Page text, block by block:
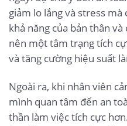
giảm lo lắng và stress
khả năng của bản thân
nên một tâm trạng tích
và tăng cường hiệu suất
Ngoài ra, khi nhân viên
mình quan tâm đến an
thần làm việc tích cực